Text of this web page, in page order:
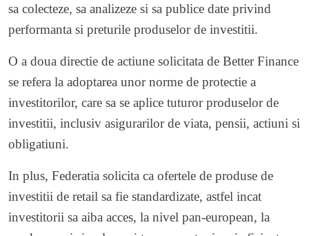
sa colecteze, sa analizeze si sa publice date privind
performanta si preturile produselor de investitii.
O a doua directie de actiune solicitata de Better Finance
se refera la adoptarea unor norme de protectie a
investitorilor, care sa se aplice tuturor produselor de
investitii, inclusiv asigurarilor de viata, pensii, actiuni si
obligatiuni.
In plus, Federatia solicita ca ofertele de produse de
investitii de retail sa fie standardizate, astfel incat
investitorii sa aiba acces, la nivel pan-european, la